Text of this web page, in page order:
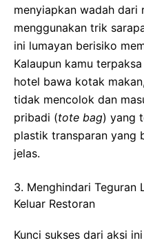
menyiapkan wadah dari
menggunakan trik
ini lumayan berisiko
Kalaupun kamu
hotel bawa kotak
tidak mencolok dan
pribadi (tote bag) yang
plastik transparan yang
jelas.
3. Menghindari Teguran
Keluar Restoran
Kunci sukses dari aksi